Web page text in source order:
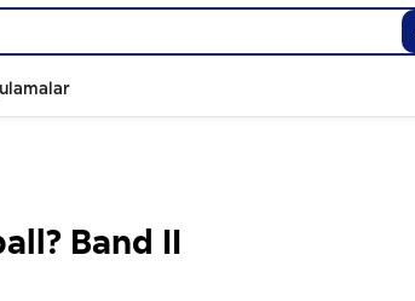
Band II